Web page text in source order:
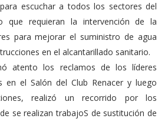
escuchar a todos los sectores del
que requieran la intervención de la
para mejorar el suministro de agua
en el alcantarillado sanitario.
atento los reclamos de los líderes
en el Salón del Club Renacer y luego
realizó un recorrido por los
se realizan trabajoS de sustitución de